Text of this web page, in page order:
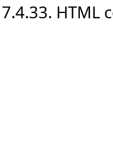
7.4.33. HTML